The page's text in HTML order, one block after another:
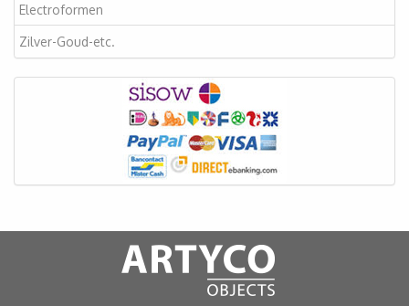
Electroformen
Zilver-Goud-etc.